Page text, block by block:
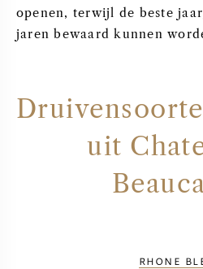
openen, terwijl de beste
jaren bewaard kunnen
uit
RHONE